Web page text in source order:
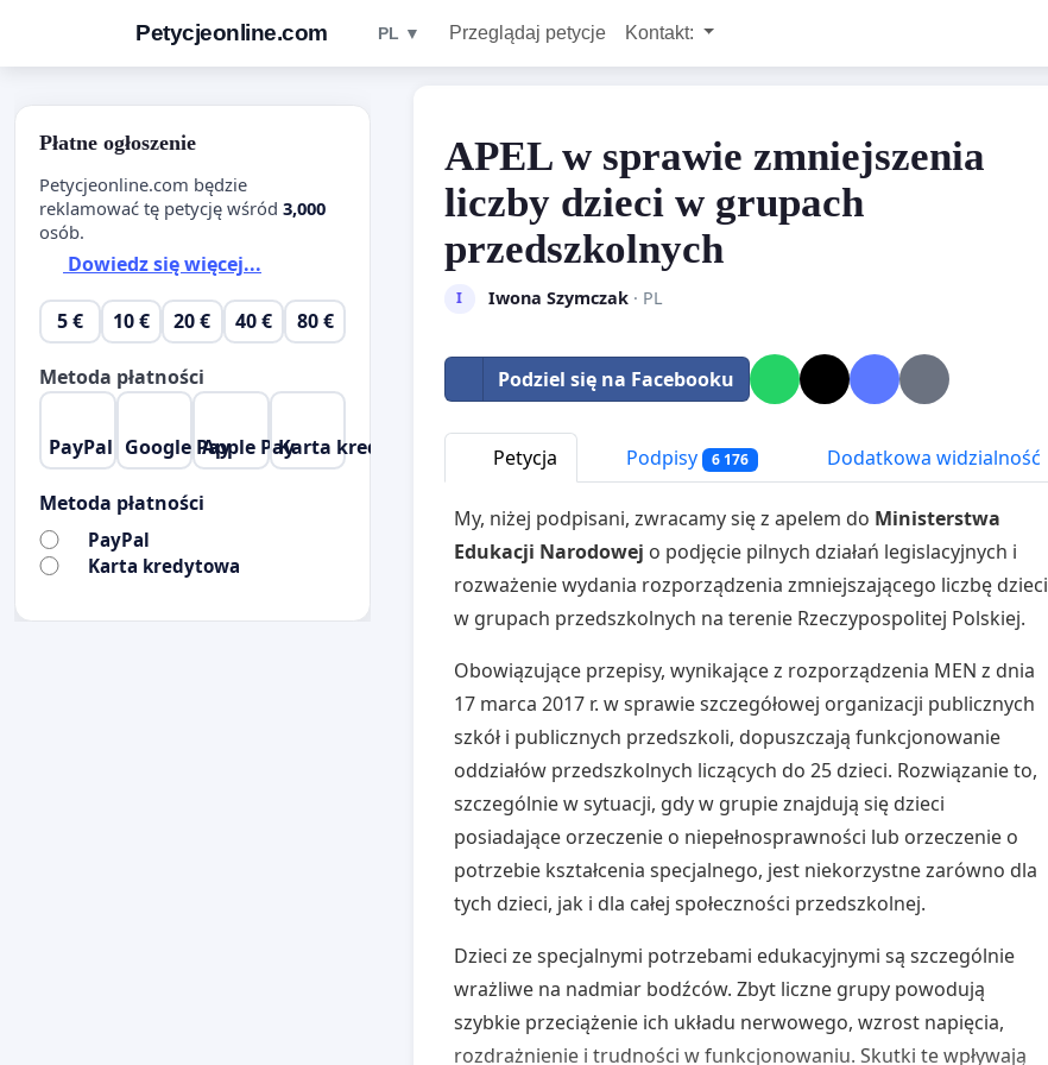
Petycjeonline.com PL ▼ Przeglądaj petycje Kontakt:
APEL w sprawie zmniejszenia
liczby dzieci w grupach
przedszkolnych
I Iwona Szymczak· PL
Podziel się na Facebooku
Petycja Podpisy 6 176 Dodatkowa widzialność
My, niżej podpisani, zwracamy się z apelem do Ministerstwa
Edukacji Narodowej o podjęcie pilnych działań legislacyjnych i
rozważenie wydania rozporządzenia zmniejszającego liczbę dzieci
w grupach przedszkolnych na terenie Rzeczypospolitej Polskiej.
Obowiązujące przepisy, wynikające z rozporządzenia MEN z dnia
17 marca 2017 r. w sprawie szczegółowej organizacji publicznych
szkół i publicznych przedszkoli, dopuszczają funkcjonowanie
oddziałów przedszkolnych liczących do 25 dzieci. Rozwiązanie to,
szczególnie w sytuacji, gdy w grupie znajdują się dzieci
posiadające orzeczenie o niepełnosprawności lub orzeczenie o
potrzebie kształcenia specjalnego, jest niekorzystne zarówno dla
tych dzieci, jak i dla całej społeczności przedszkolnej.
Dzieci ze specjalnymi potrzebami edukacyjnymi są szczególnie
wrażliwe na nadmiar bodźców. Zbyt liczne grupy powodują
szybkie przeciążenie ich układu nerwowego, wzrost napięcia,
rozdrażnienie i trudności w funkcjonowaniu. Skutki te wpływają
Płatne ogłoszenie
Petycjeonline.com będzie
reklamować tę petycję wśród 3,000
osób.
Dowiedz się więcej...
5 € 10 € 20 € 40 € 80 €
Metoda płatności
PayPal Google PayApple PayKarta kredytowa
Metoda płatności
PayPal
Karta kredytowa